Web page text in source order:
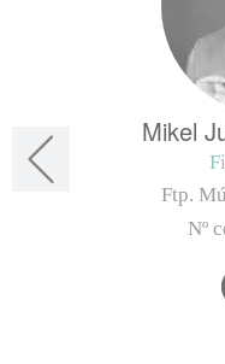
Mikel
Ftp.
Nº